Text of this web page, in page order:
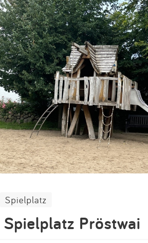
App
Blog
Partner
Kontakt
Impressum
Anmelden
Spielplatz
Spielplatz Pröstwai